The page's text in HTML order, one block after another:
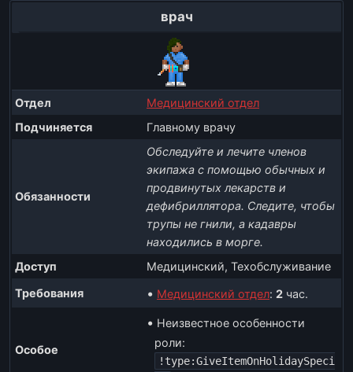
врач
Отдел
Медицинский отдел
Подчиняется
Главному врачу
Обязанности
Обследуйте и лечите членов
экипажа с помощью обычных и
продвинутых лекарств и
дефибриллятора. Следите, чтобы
трупы не гнили, а кадавры
находились в морге.
Доступ
Медицинский, Техобслуживание
Требования
Медицинский отдел: 2 час.
Особое
Неизвестное особенности
роли:
!type:GiveItemOnHolidaySpeci